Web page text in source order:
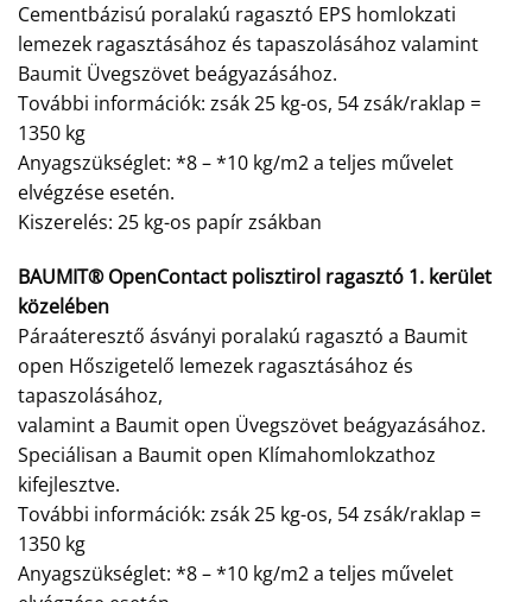
Cementbázisú poralakú ragasztó EPS homlokzati
lemezek ragasztásához és tapaszolásához valamint
Baumit Üvegszövet beágyazásához.
További információk: zsák 25 kg-os, 54 zsák/raklap =
1350 kg
Anyagszükséglet: *8 – *10 kg/m2 a teljes művelet
elvégzése esetén.
Kiszerelés: 25 kg-os papír zsákban
BAUMIT® OpenContact polisztirol ragasztó 1. kerület
közelében
Páraáteresztő ásványi poralakú ragasztó a Baumit
open Hőszigetelő lemezek ragasztásához és
tapaszolásához,
valamint a Baumit open Üvegszövet beágyazásához.
Speciálisan a Baumit open Klímahomlokzathoz
kifejlesztve.
További információk: zsák 25 kg-os, 54 zsák/raklap =
1350 kg
Anyagszükséglet: *8 – *10 kg/m2 a teljes művelet